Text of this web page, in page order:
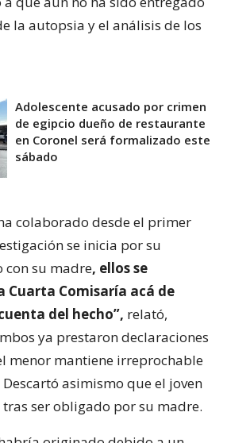
la autopsia y el análisis de los
Adolescente acusado por crimen
de egipcio dueño de restaurante
en Coronel será formalizado este
sábado
colaborado desde el primer
se inicia por su
su madre, ellos se
Cuarta Comisaría acá de
del hecho”, relató,
ya prestaron declaraciones
menor mantiene irreprochable
asimismo que el joven
ser obligado por su madre.